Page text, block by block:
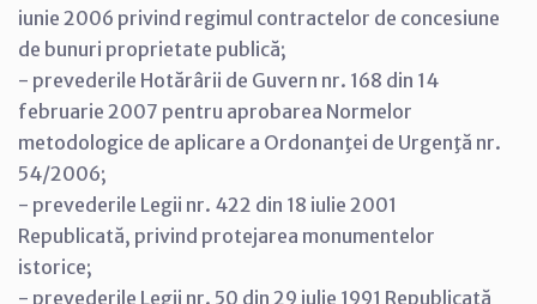
iunie 2006 privind regimul contractelor de concesiune
de bunuri proprietate publică;
- prevederile Hotărârii de Guvern nr. 168 din 14
februarie 2007 pentru aprobarea Normelor
metodologice de aplicare a Ordonanţei de Urgenţă nr.
54/2006;
- prevederile Legii nr. 422 din 18 iulie 2001
Republicată, privind protejarea monumentelor
istorice;
- prevederile Legii nr. 50 din 29 iulie 1991 Republicată